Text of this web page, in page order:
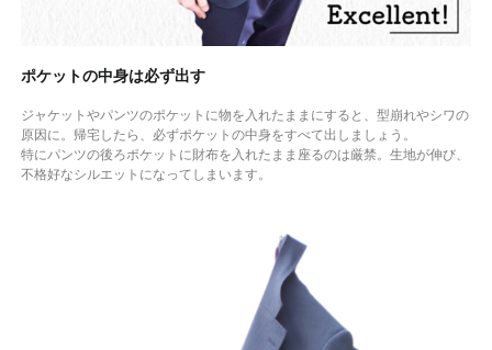
ポケットの中身は必ず出す
ジャケットやパンツのポケットに物を入れたままにすると、型崩れやシワの
原因に。帰宅したら、必ずポケットの中身をすべて出しましょう。
特にパンツの後ろポケットに財布を入れたまま座るのは厳禁。生地が伸び、
不格好なシルエットになってしまいます。